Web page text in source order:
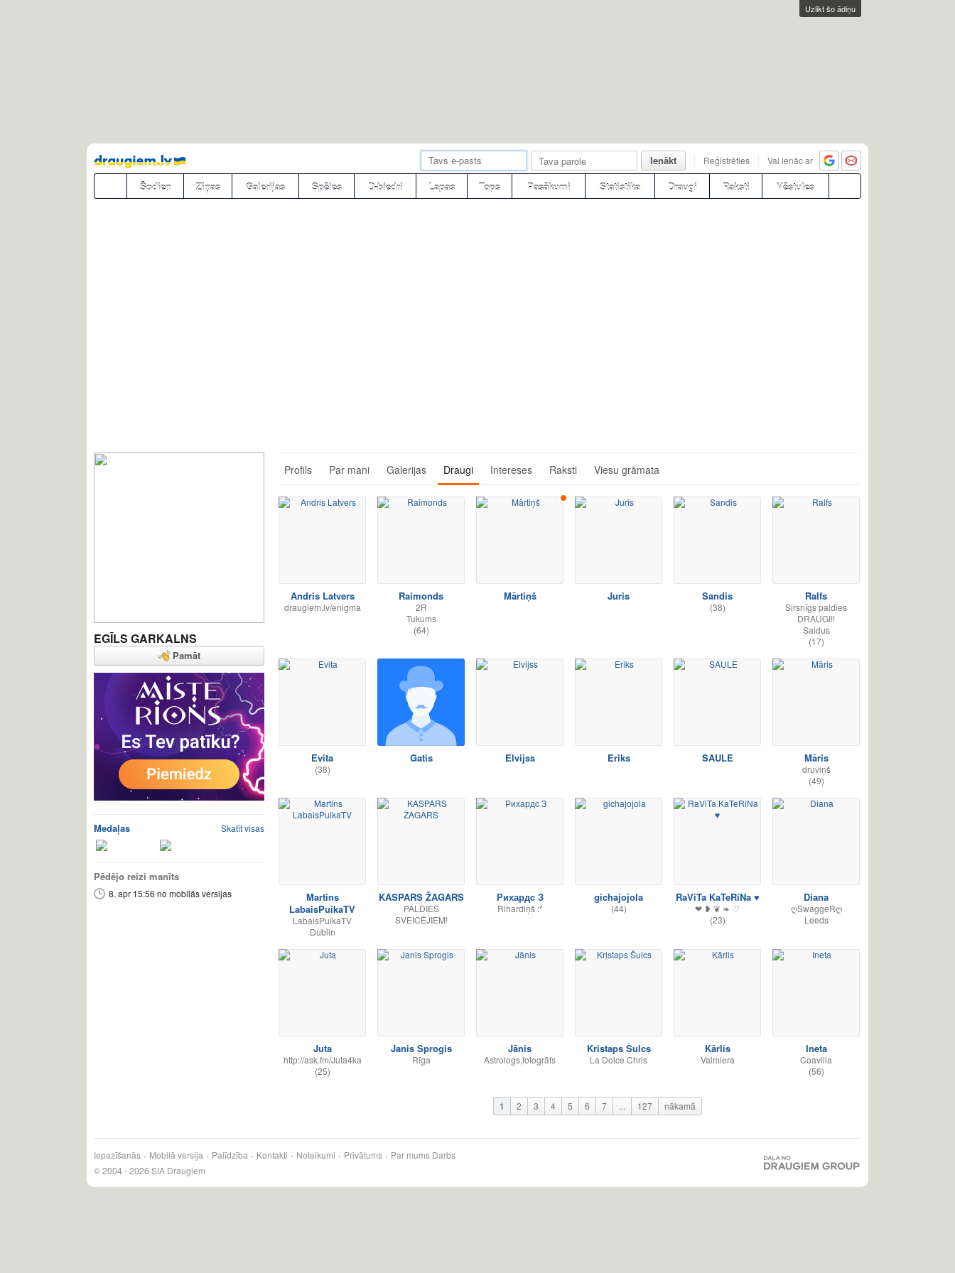
Uzlikt šo ādiņu
Pāriet
uz
saturu
Ienākt Reģistrēties Vai ienāc ar
Šodien Ziņas Galerijas Spēles D-biedri Lapas Tops Pasākumi Statistika Draugi Raksti Vēstules
EGĪLS GARKALNS
Pamāt
Medaļas Skatīt visas
Pēdējo reizi manīts
8. apr 15:56 no mobilās versijas
Profils Par mani Galerijas Draugi Intereses Raksti Viesu grāmata
Andris Latvers
draugiem.lv/enigma
Raimonds
2R
Tukums
(64)
Mārtiņš Juris Sandis
(38)
Ralfs
Sirsnīgs paldies
DRAUGI!!
Saldus
(17)
Evita
(38)
Gatis Elvijss Eriks SAULE Māris
druviņš
(49)
Martins
LabaisPuikaTV
LabaisPuikaTV
Dublin
KASPARS ŽAGARS
PALDIES
SVEICĒJIEM!
Рихардc З
Rihardiņš :*
gichajojola
(44)
RaViTa KaTeRiNa ♥
❤ ❥ ❦ ❧ ♡
(23)
Diana
ღSwaggeRღ
Leeds
Juta
http://ask.fm/Juta4ka
(25)
Janis Sprogis
Rīga
Jānis
Astrologs,fotogrāfs
Kristaps Šulcs
La Dolce Chris
Kārlis
Valmiera
Ineta
Coavilla
(56)
1 2 3 4 5 6 7 ... 127 nākamā
Iepazīšanās Mobilā versija Palīdzība Kontakti Noteikumi Privātums Par mums Darbs
© 2004 - 2026 SIA Draugiem